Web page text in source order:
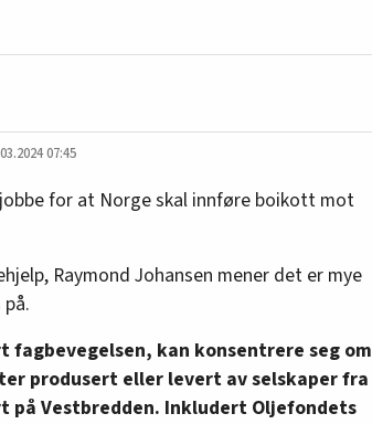
07:45
for at Norge skal innføre boikott mot
Raymond Johansen mener det er mye
fagbevegelsen, kan konsentrere seg om
produsert eller levert av selskaper fra
på Vestbredden. Inkludert Oljefondets